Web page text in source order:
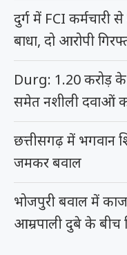
दुर्ग में FCI कर्मचारी
बाधा, दो आरोपी
Durg: 1.20 करोड़ के
समेत नशीली दवाओं
छत्तीसगढ़ में भगवान
जमकर बवाल
भोजपुरी बवाल में
आम्रपाली दुबे के बीच